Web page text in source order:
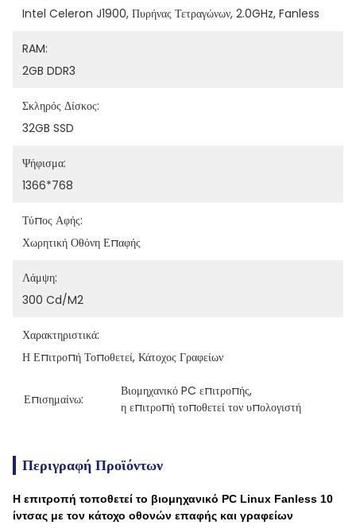
Intel Celeron J1900, Πυρήνας Τετραγώνων, 2.0GHz, Fanless
RAM:
2GB DDR3
Σκληρός Δίσκος:
32GB SSD
Ψήφισμα:
1366*768
Τύπος Αφής:
Χωρητική Οθόνη Επαφής
Λάμψη:
300 Cd/m2
Χαρακτηριστικά:
Η Επιτροπή Τοποθετεί, Κάτοχος Γραφείων
Επισημαίνω:
Βιομηχανικό PC επιτροπής,
η επιτροπή τοποθετεί τον υπολογιστή
Περιγραφή Προϊόντων
Η επιτροπή τοποθετεί το βιομηχανικό PC Linux Fanless 10
ίντσας με τον κάτοχο οθονών επαφής και γραφείων